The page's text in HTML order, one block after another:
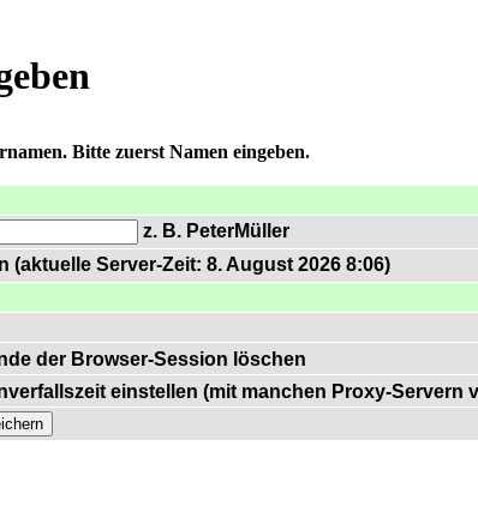
Bitte zuerst Namen eingeben.
z. B. PeterMüller
(aktuelle Server-Zeit: 8. August 2026 8:06)
der Browser-Session löschen
einstellen (mit manchen Proxy-Servern